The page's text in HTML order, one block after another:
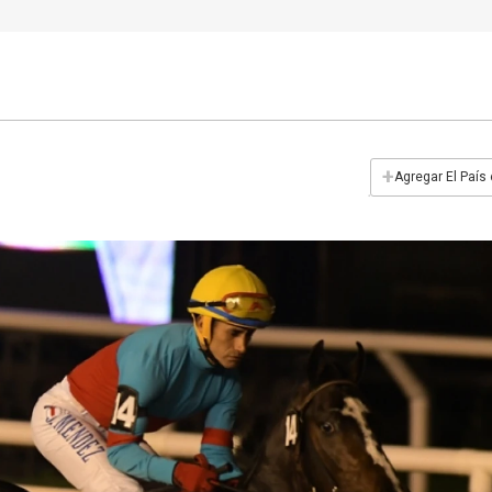
+Agregar El País